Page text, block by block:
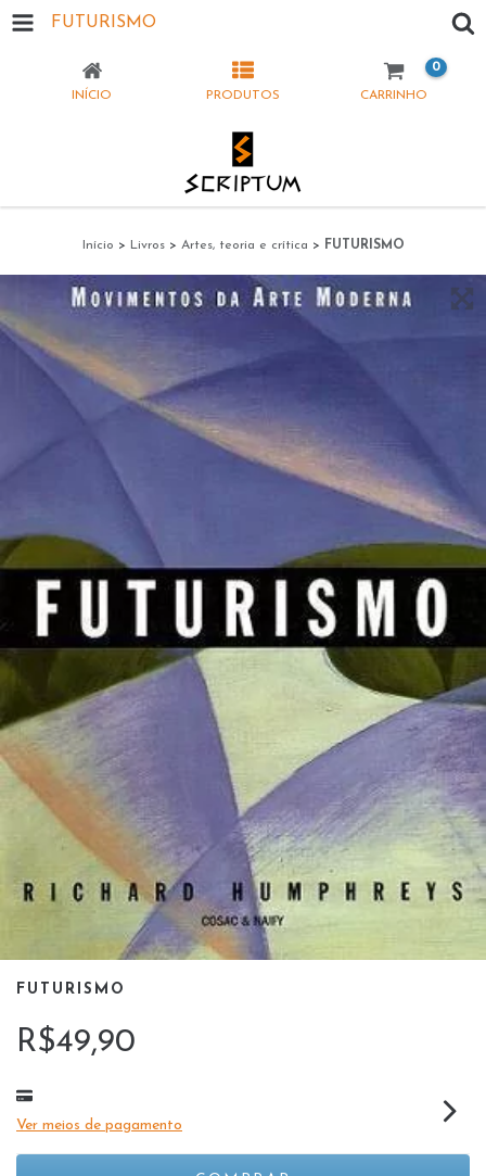
FUTURISMO
INÍCIO PRODUTOS CARRINHO
0
Início > Livros > Artes, teoria e crítica > FUTURISMO
FUTURISMO
R$49,90
Ver meios de pagamento